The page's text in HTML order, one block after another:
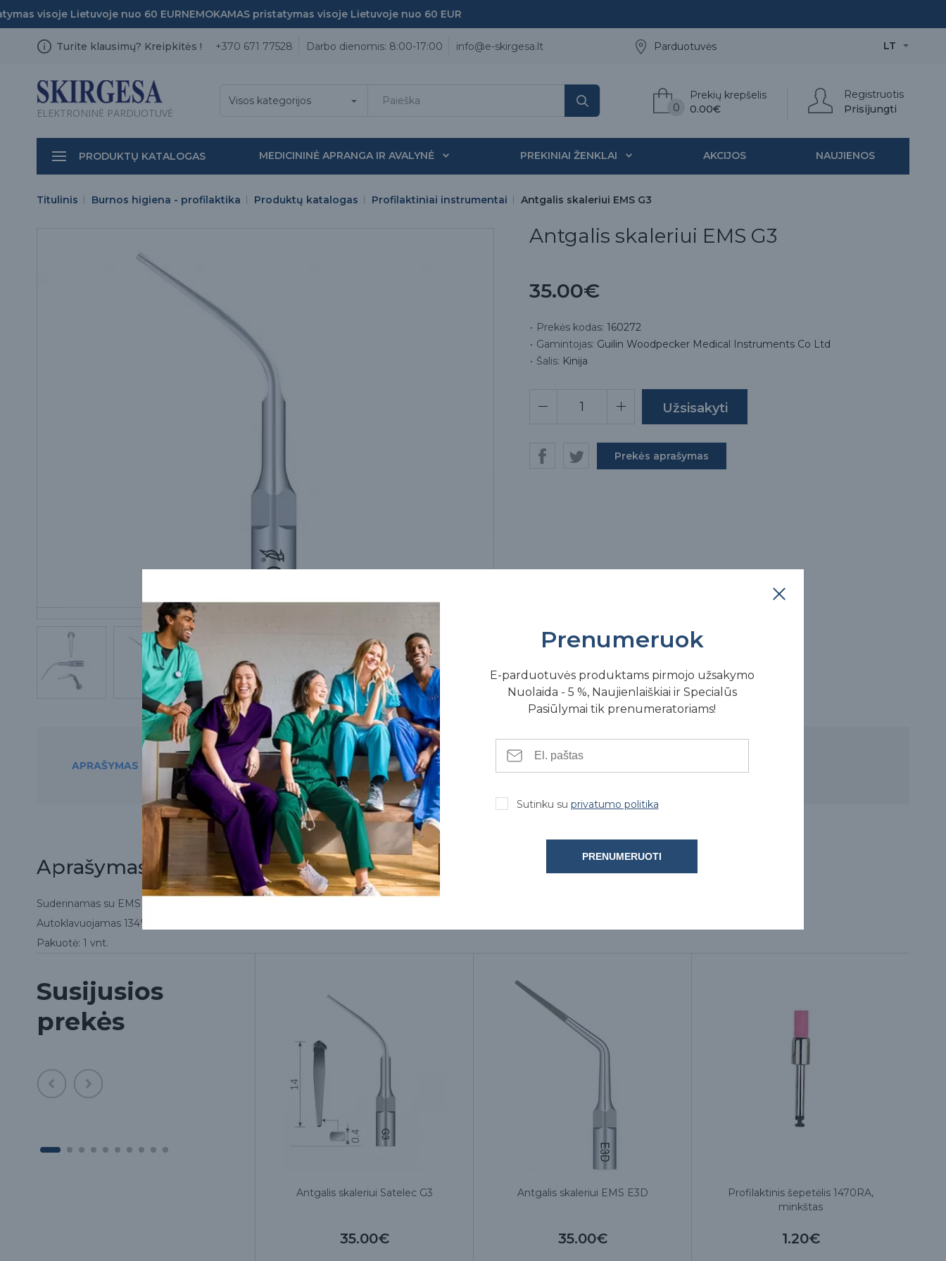
visoje Lietuvoje nuo 60 EURNEMOKAMAS pristatymas visoje Lietuvoje nuo 60 EUR
Turite klausimų? Kreipkitės ! +370 671 77528 Darbo dienomis: 8:00-17:00 info@e-skirgesa.lt LT
Parduotuvės
ELEKTRONINĖ PARDUOTUVĖ
Registruotis
Prisijungti
Prekių krepšelis
0.00€
0
Visos kategorijos
PRODUKTŲ KATALOGAS MEDICININĖ APRANGA IR AVALYNĖ PREKINIAI ŽENKLAI AKCIJOS NAUJIENOS
Titulinis Burnos higiena - profilaktika Produktų katalogas Profilaktiniai instrumentai Antgalis skaleriui EMS G3
Antgalis skaleriui EMS G3
35.00€
Prekės kodas: 160272
Gamintojas: Guilin Woodpecker Medical Instruments Co Ltd
Šalis: Kinija
Prekės aprašymas
APRAŠYMAS PREKĘ RASITE ŠIOSE FIZINĖSE PARDUOTUVĖSE
Aprašymas
Suderinamas su EMS tipo skaleriais.
Autoklavuojamas 134°C temperatūroje.
Pakuotė: 1 vnt.
Susijusios
prekės
Antgalis skaleriui Satelec G3
35.00€
Antgalis skaleriui EMS E3D
35.00€
Profilaktinis šepetėlis 1470RA,
minkštas
1.20€
Prenumeruok
E-parduotuvės produktams pirmojo užsakymo
Nuolaida - 5 %, Naujienlaiškiai ir Specialūs
Pasiūlymai tik prenumeratoriams!
Sutinku su privatumo politika
PRENUMERUOTI